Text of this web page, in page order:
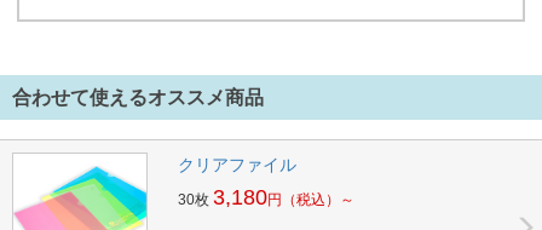
合わせて使えるオススメ商品
クリアファイル
30枚 3,180円 （税込）～